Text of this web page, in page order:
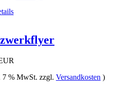
7 % MwSt. zzgl. Versandkosten )